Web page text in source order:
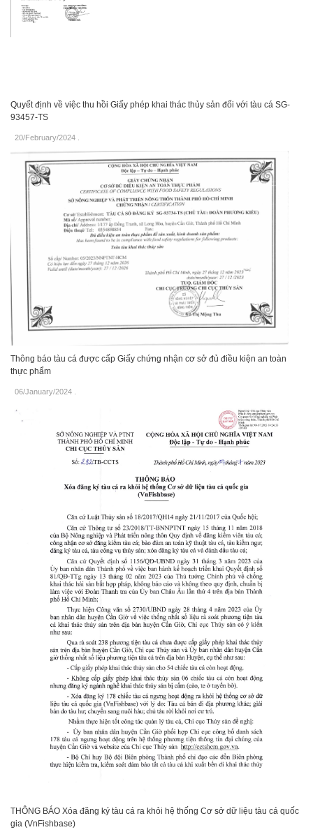
Quyết định về việc thu hồi Giấy phép khai thác thủy sản đối với tàu cá SG-
93457-TS
20/February/2024
Thông báo tàu cá được cấp Giấy chứng nhận cơ sở đủ điều kiện an toàn
thực phẩm
06/January/2024
THÔNG BÁO Xóa đăng ký tàu cá ra khỏi hệ thống Cơ sở dữ liệu tàu cá quốc
gia (VnFishbase)